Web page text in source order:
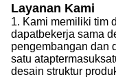
Layanan Kami
1. Kami memiliki tim
dapatbekerja sama
pengembangan dan
satu ataptermasuk
desain struktur